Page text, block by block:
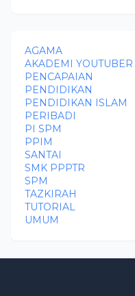
AGAMA
AKADEMI YOUTUBER
PENCAPAIAN
PENDIDIKAN
PENDIDIKAN ISLAM
PERIBADI
PI SPM
PPIM
SANTAI
SMK PPPTR
SPM
TAZKIRAH
TUTORIAL
UMUM